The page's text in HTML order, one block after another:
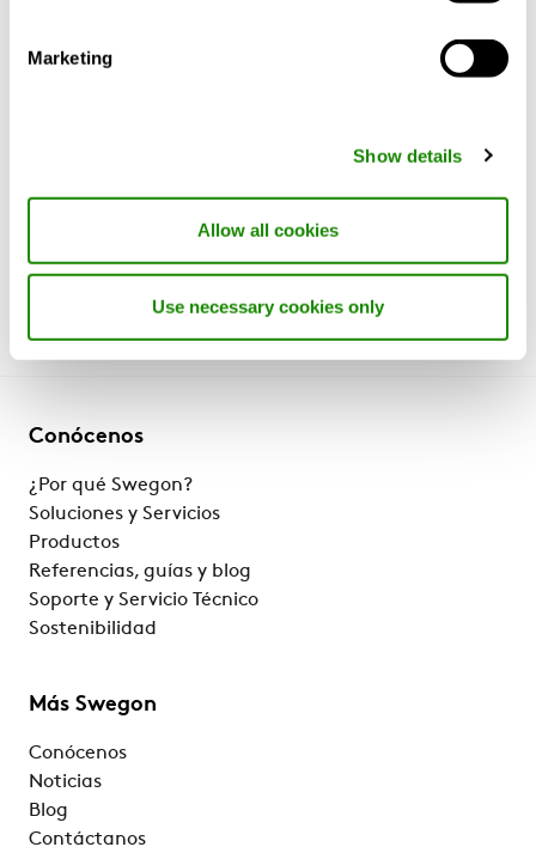
Marketing
Show details
Allow all cookies
Use necessary cookies only
Posibilidad de gestionar múltiples niveles de
Conócenos
¿Por qué Swegon?
Soluciones y Servicios
Productos
Referencias, guías y blog
Soporte y Servicio Técnico
Sostenibilidad
Más Swegon
Conócenos
Noticias
Blog
Contáctanos